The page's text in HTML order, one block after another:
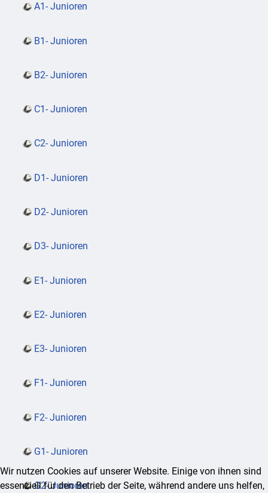
A1- Junioren
B1- Junioren
B2- Junioren
C1- Junioren
C2- Junioren
D1- Junioren
D2- Junioren
D3- Junioren
E1- Junioren
E2- Junioren
E3- Junioren
F1- Junioren
F2- Junioren
G1- Junioren
G2- Junioren
Wir nutzen Cookies auf unserer Website. Einige von ihnen sind
essenziell für den Betrieb der Seite, während andere uns helfen,